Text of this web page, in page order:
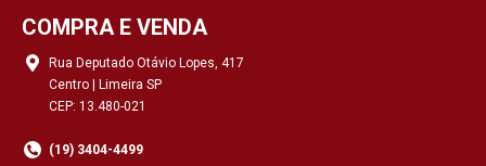
COMPRA E VENDA
Rua Deputado Otávio Lopes, 417
Centro | Limeira SP
CEP: 13.480-021
(19) 3404-4499